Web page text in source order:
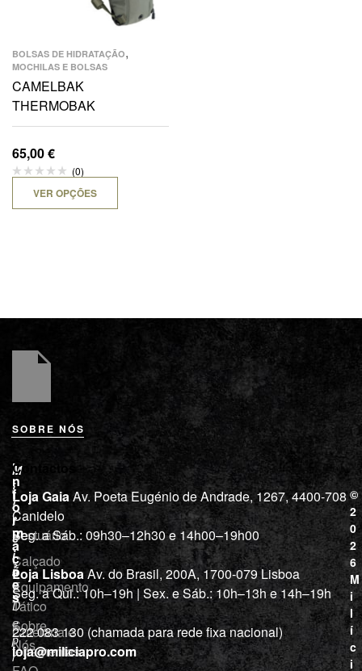
BOLSAS DE HIDRATAÇÃO,
MOCHILAS E BOLSAS
CAMELBAK
THERMOBAK
65,00€
(0)
VER OPÇÕES
SOBRE NÓS
M
i
l
í
c
i
a
“
D
e
p
r
L
o
j
a
Vestuário
Calçado
Equipamento
Tático
Cutelaria e
ferramentas
I
n
f
o
r
m
a
ç
õ
e
s
Sobre
Nós
Contactos
Loja GaiaAv. Poeta Eugénio de Andrade, 1267, 4400-708
Canidelo
Seg. a Sáb.: 09h30–12h30 e 14h00–19h00
Loja LisboaAv. do Brasil, 200A, 1700-079 Lisboa
Seg. a Qui.: 10h–19h | Sex. e Sáb.: 10h–13h e 14h–19h
222 083 130 (chamada para rede fixa nacional)
loja@miliciapro.com
©
2
0
2
6
M
i
l
í
c
i